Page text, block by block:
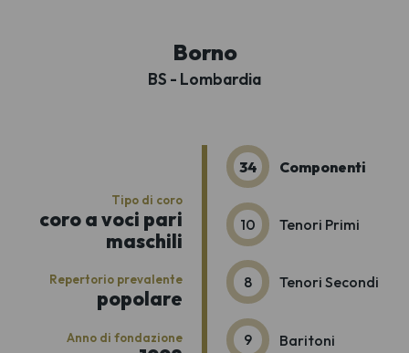
Borno
BS - Lombardia
Tipo di coro
coro a voci pari
maschili
Repertorio prevalente
popolare
Anno di fondazione
34 Componenti
10 Tenori Primi
8 Tenori Secondi
9 Baritoni